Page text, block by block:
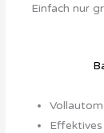
Einfach nur